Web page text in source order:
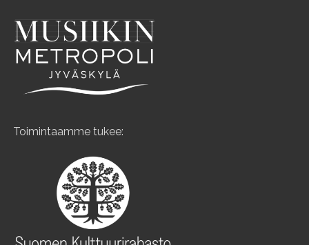
Toimintaamme tukee: